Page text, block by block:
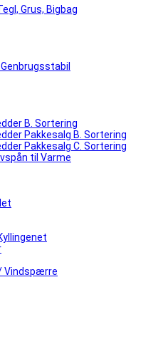
Grus, Bigbag
B. Sortering
Pakkesalg B. Sortering
Pakkesalg C. Sortering
til Varme
Vindspærre